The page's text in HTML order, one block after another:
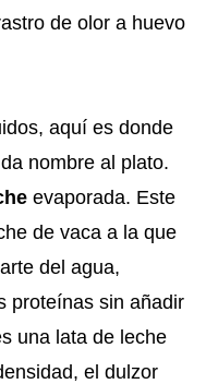
de olor a huevo
aquí es donde
nombre al plato.
evaporada. Este
de vaca a la que
del agua,
proteínas sin añadir
una lata de leche
el dulzor